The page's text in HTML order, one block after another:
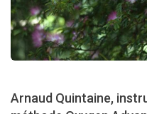
Arnaud Quintaine,